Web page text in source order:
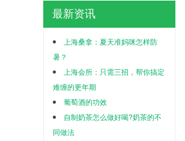
最新资讯
上海桑拿：夏天准妈咪怎样防
暑？
上海会所：只需三招，帮你搞定
难缠的更年期
葡萄酒的功效
自制奶茶怎么做好喝?奶茶的不
同做法